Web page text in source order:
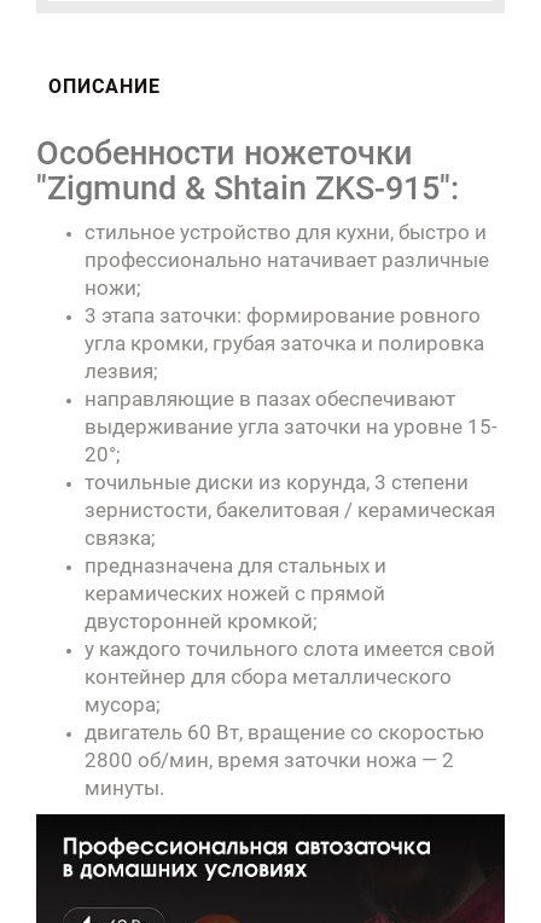
ОПИСАНИЕ
Особенности ножеточки
"Zigmund & Shtain ZKS-915":
стильное устройство для кухни, быстро и
профессионально натачивает различные
ножи;
3 этапа заточки: формирование ровного
угла кромки, грубая заточка и полировка
лезвия;
направляющие в пазах обеспечивают
выдерживание угла заточки на уровне 15-
20°;
точильные диски из корунда, 3 степени
зернистости, бакелитовая / керамическая
связка;
предназначена для стальных и
керамических ножей с прямой
двусторонней кромкой;
у каждого точильного слота имеется свой
контейнер для сбора металлического
мусора;
двигатель 60 Вт, вращение со скоростью
2800 об/мин, время заточки ножа — 2
минуты.